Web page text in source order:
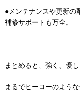
●メンテナンスや更新の
補修サポートも万全。
まとめると、強く、優
まるでヒーローのよう